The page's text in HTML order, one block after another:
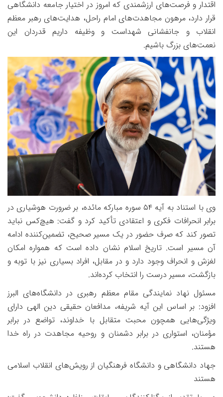
اقتدار و فرصت‌های ارزشمندی که امروز در اختیار جامعه دانشگاهی
قرار دارد، مرهون مجاهدت‌های امام راحل، هدایت‌های رهبر معظم
انقلاب و جانفشانی شهداست و وظیفه داریم قدردان این
نعمت‌های بزرگ باشیم.
وی با استناد به آیه۵۴ سوره مبارکه مائده، بر ضرورت هوشیاری در
برابر انحرافات فکری و اعتقادی تأکید کرد و گفت: هیچ‌کس نباید
تصور کند که صرف حضور در یک مسیر صحیح، تضمین‌کننده ادامه
آن مسیر است. تاریخ اسلام نشان داده است که همواره امکان
لغزش و انحراف وجود دارد و در مقابل، افراد بسیاری نیز با توبه و
بازگشت، مسیر درست را انتخاب کرده‌اند.
مسئول نهاد نمایندگی مقام معظم رهبری در دانشگاه‌های البرز
افزود: بر اساس این آیه شریفه، مدافعان حقیقی دین الهی دارای
ویژگی‌هایی همچون محبت متقابل با خداوند، تواضع در برابر
مؤمنان، استواری در برابر دشمنان و روحیه مجاهدت در راه خدا
هستند.
جهاد دانشگاهی و دانشگاه فرهنگیان از رویش‌های انقلاب اسلامی
هستند